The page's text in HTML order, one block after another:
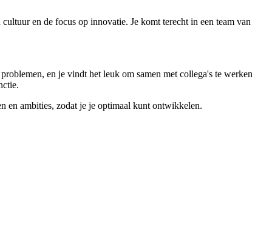
en de focus op innovatie. Je komt terecht in een team van
en je vindt het leuk om samen met collega's te werken
en ambities, zodat je je optimaal kunt ontwikkelen.